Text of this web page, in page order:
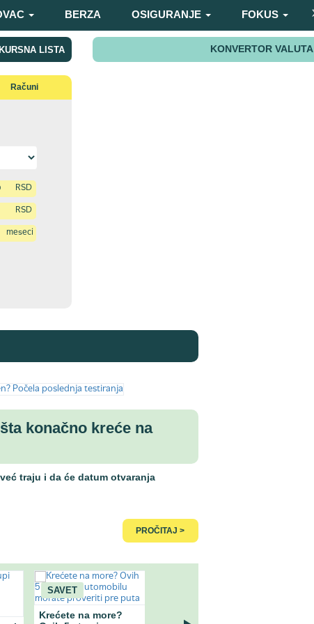
BERZA OSIGURANJE FOKUS
LISTA KONVERTOR VALUTA
Računi
RSD
RSD
meseci
konačno kreće na
traju i da će datum otvaranja
PROČITAJ >
SAVET
Krećete na more?